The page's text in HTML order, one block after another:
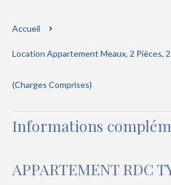
Accueil
Location Appartement Meaux, 2 Pièces,
(Charges Comprises)
Informations
APPARTEMENT RDC